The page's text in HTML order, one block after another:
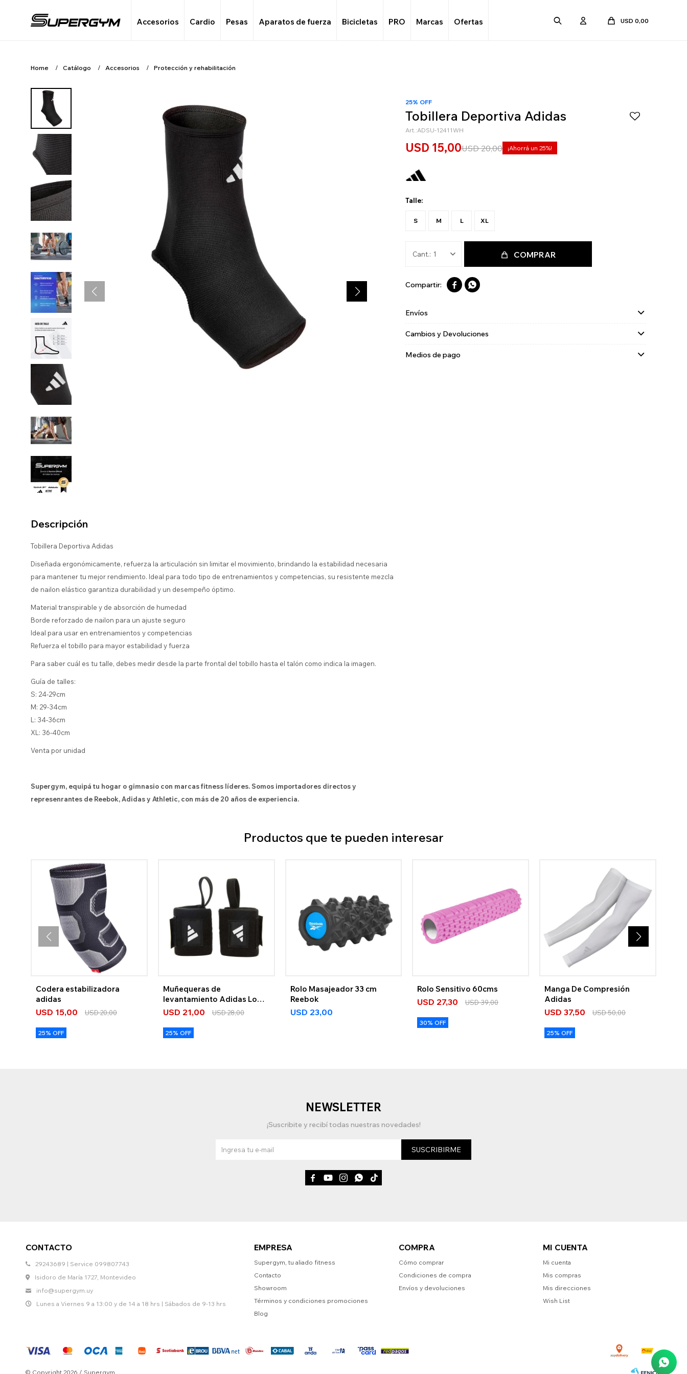
Accesorios Cardio Pesas Aparatos de fuerza Bicicletas PRO Marcas Ofertas USD 0,00
Home Catálogo Accesorios Protección y rehabilitación
25% OFF
Tobillera Deportiva Adidas
ADSU-12411WH
USD 15,00USD 20,00 25
Talle:
S M L XL
1 COMPRAR
 
Envíos
Cambios y Devoluciones
Medios de pago
Descripción
Tobillera Deportiva Adidas
Diseñada ergonómicamente, refuerza la articulación sin limitar el movimiento, brindando la estabilidad necesaria
para mantener tu mejor rendimiento. Ideal para todo tipo de entrenamientos y competencias, su resistente mezcla
de nailon elástico garantiza durabilidad y un desempeño óptimo.
Material transpirable y de absorción de humedad
Borde reforzado de nailon para un ajuste seguro
Ideal para usar en entrenamientos y competencias
Refuerza el tobillo para mayor estabilidad y fuerza
Para saber cuál es tu talle, debes medir desde la parte frontal del tobillo hasta el talón como indica la imagen.
Guía de talles:
S: 24-29cm
M: 29-34cm
L: 34-36cm
XL: 36-40cm
Venta por unidad
Supergym, equipá tu hogar o gimnasio con marcas fitness líderes. Somos importadores directos y
represenrantes de Reebok, Adidas y Athletic, con más de 20 años de experiencia.
Productos que te pueden interesar
Codera estabilizadora
adidas
USD 15,00 USD20,00
25% OFF
Muñequeras de
levantamiento Adidas Logo
Nuevo
USD 21,00 USD28,00
25% OFF
Rolo Masajeador 33 cm
Reebok
USD 23,00
Rolo Sensitivo 60cms
USD 27,30 USD39,00
30% OFF
Manga De Compresión
Adidas
USD 37,50 USD50,00
25% OFF
CONTACTO
29243689 | Service 099807743
Isidoro de María 1727, Montevideo
info@supergym.uy
Lunes a Viernes 9 a 13:00 y de 14 a 18 hrs | Sábados de 9-13 hrs
EMPRESA
Supergym, tu aliado fitness
Contacto
Showroom
Términos y condiciones promociones
Blog
COMPRA
Cómo comprar
Condiciones de compra
Envíos y devoluciones
MI CUENTA
Mi cuenta
Mis compras
Mis direcciones
Wish List
NEWSLETTER
¡Suscribite y recibí todas nuestras novedades!
SUSCRIBIRME
    
© Copyright 2026 / Supergym